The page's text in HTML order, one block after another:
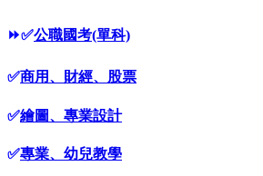
⏩✅公職國考(單科)
✅商用、財經、股票
✅繪圖、專業設計
✅專業、幼兒教學